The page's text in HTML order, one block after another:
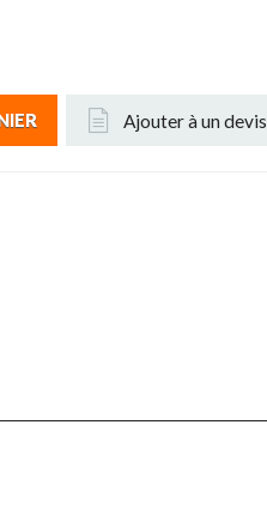
Ajouter à un devis